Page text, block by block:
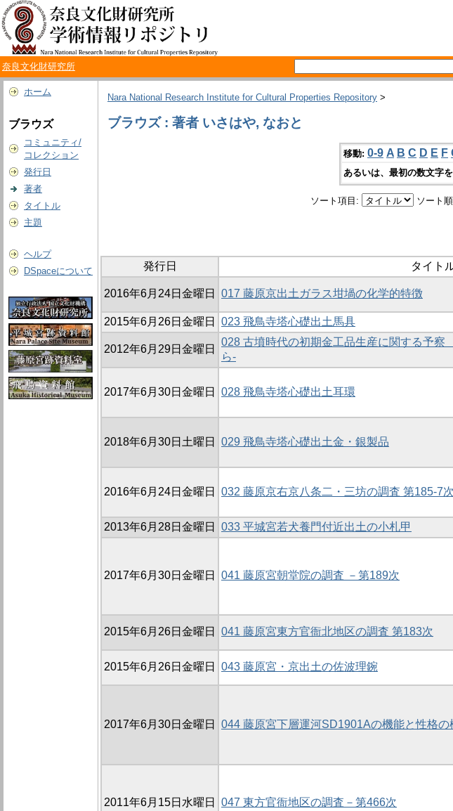
奈良文化財研究所
ホーム
ブラウズ
コミュニティ/
コレクション
発行日
著者
タイトル
主題
ヘルプ
DSpaceについて
Nara National Research Institute for Cultural Properties Repository >
ブラウズ : 著者 いさはや, なおと
移動: 0-9 A B C D E F
あるいは、最初の数文字
ソート項目: ソート
発行日 タイト
2016年6月24日金曜日 017 藤原京出土ガラス坩堝の化学的特徴
2015年6月26日金曜日
023 飛鳥寺塔心礎出土馬具
2012年6月29日金曜日
028 古墳時代の初期金工品生産に関する予
ら-
2017年6月30日金曜日 028 飛鳥寺塔心礎出土耳環
2018年6月30日土曜日 029 飛鳥寺塔心礎出土金・銀製品
2016年6月24日金曜日 032 藤原京右京八条二・三坊の調査 第185-7次
2013年6月28日金曜日
033 平城宮若犬養門付近出土の小札甲
2017年6月30日金曜日 041 藤原宮朝堂院の調査 －第189次
2015年6月26日金曜日 041 藤原宮東方官衙北地区の調査 第183次
2015年6月26日金曜日 043 藤原宮・京出土の佐波理鋺
2017年6月30日金曜日 044 藤原宮下層運河SD1901Aの機能と性格の
2011年6月15日水曜日 047 東方官衙地区の調査－第466次